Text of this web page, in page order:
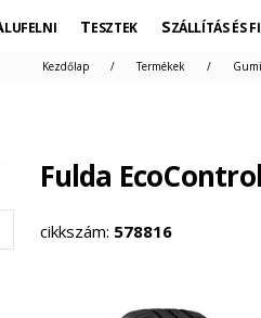
ALUFELNI TESZTEK SZÁLLÍTÁS ÉS
Kezdőlap Termékek
Fulda
cikkszám: 578816